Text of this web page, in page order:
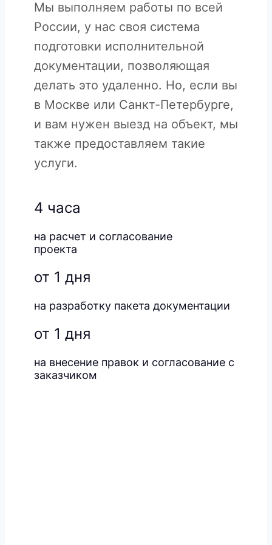
Мы выполняем работы по всей
России, у нас своя система
подготовки исполнительной
документации, позволяющая
делать это удаленно. Но, если вы
в Москве или Санкт-Петербурге,
и вам нужен выезд на объект, мы
также предоставляем такие
услуги.
4 часа
на расчет и согласование
проекта
от 1 дня
на разработку пакета документации
от 1 дня
на внесение правок и согласование с
заказчиком